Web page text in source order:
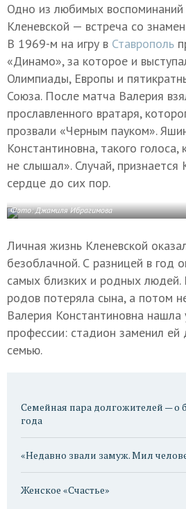
Одно из любимых воспоминаний
Кленевской — встреча со
В 1969-м на игру в Ставрополь
«Динамо», за которое и
Олимпиады, Европы и
Союза. После матча Валерия
прославленного вратаря,
прозвали «Черным пауком».
Константиновна, такого
не слышал». Случай, признается
сердце до сих пор.
Фото: Джамиля Ибрагимова
Личная жизнь Кленевской
безоблачной. С разницей в год
самых близких и родных
родов потеряла сына, а потом
Валерия Константиновна нашла
профессии: стадион заменил
семью.
Семейная пара долгожителей — о
года
«Недавно звали замуж. Мил
Женское «Счастье»